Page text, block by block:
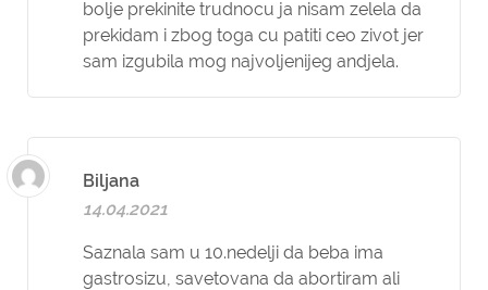
bolje prekinite trudnocu ja nisam zelela da
prekidam i zbog toga cu patiti ceo zivot jer
sam izgubila mog najvoljenijeg andjela.
Biljana
14.04.2021
Saznala sam u 10.nedelji da beba ima
gastrosizu, savetovana da abortiram ali